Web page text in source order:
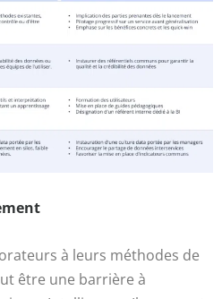
à leurs méthodes de
être une barrière à